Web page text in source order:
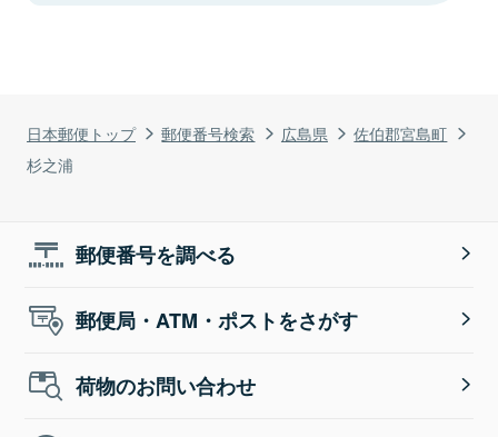
日本郵便トップ 郵便番号検索 広島県
佐伯郡宮島町
杉之浦
郵便番号を調べる
郵便局・ATM・ポストをさがす
荷物のお問い合わせ